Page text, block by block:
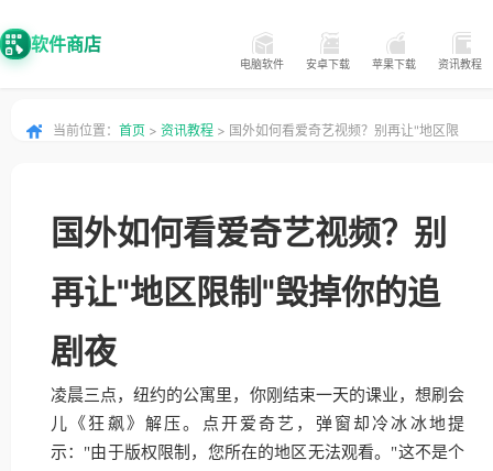
软件商店
电脑软件 安卓下载 苹果下载 资讯教程
当前位置： 首页 > 资讯教程 > 国外如何看爱奇艺视频？别再让"地区限
国外如何看爱奇艺视频？别
再让"地区限制"毁掉你的追
剧夜
凌晨三点，纽约的公寓里，你刚结束一天的课业，想刷会
儿《狂飙》解压。点开爱奇艺，弹窗却冷冰冰地提
示："由于版权限制，您所在的地区无法观看。"这不是个